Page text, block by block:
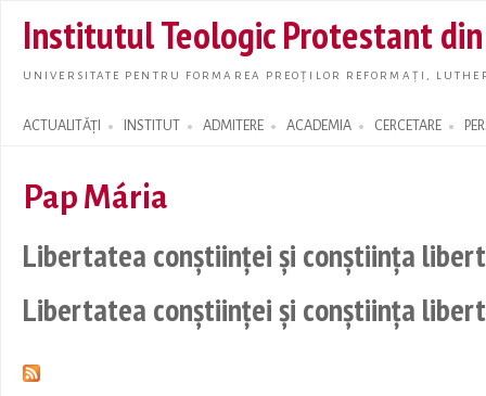
main
Institutul Teologic Protestant
UNIVERSITATE PENTRU FORMAREA PREOȚILOR REFORMAȚI,
ACTUALITĂȚI INSTITUT ADMITERE ACADEMIA CERCETARE
Search form
Pap Mária
Libertatea conștiinței și conștiința
Libertatea conștiinței și conștiința